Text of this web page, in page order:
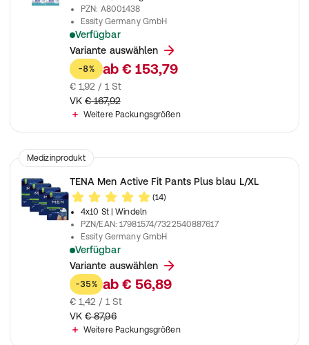
PZN: A8001438
Essity Germany GmbH
Verfügbar
Unisex Einweghosen zur Anwendung bei schwerer
Variante auswählen
-8% ab € 153,79
€ 1,92 / 1 St
VK € 167,92
Weitere Packungsgrößen
Medizinprodukt
TENA Men Active Fit Pants Plus blau L/XL
(14)
4x10 St
| Windeln
PZN/EAN:17981574/7322540887617
Essity Germany GmbH
Verfügbar
Pants für Männer zur Anwendung bei starker Inkontinenz und
Variante auswählen
-35% ab € 56,89
€ 1,42 / 1 St
VK € 87,96
Weitere Packungsgrößen